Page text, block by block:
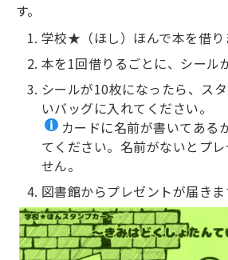
す。
学校★（ほし）ほんで本を借り
本を1回借りるごとに、シール
シールが10枚になったら、ス
いバッグに入れてください。
カードに名前が書いてある
てください。名前がないとプ
せん。
図書館からプレゼントが届きま